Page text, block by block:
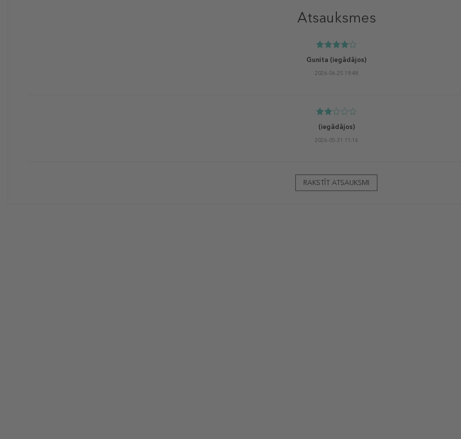
Atsauksmes
Gunita (iegādājos)
2026-06-25 19:48
(iegādājos)
2026-05-31 11:16
RAKSTĪT ATSAUKSMI